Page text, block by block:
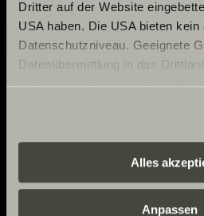
Dritter auf der Website
USA haben. Die USA bieten kein
Datenschutzniveau. Geeignete
Datenübermittlung in das
ein erhöhtes Risiko für
zustehen. Eingesetzte
eigene Zwecke verarbeiten und
zusammenführen. Weitere
Datenschutzerklärung
Alles
Anpassen
Sunlight GmbH
Ölmühlestraße 6
88299 Leutkirch
Germany
+49 7562 9870
VEN 07:30-12:00
OFFICINA
Calendario degli eventi
Dichiarazione di protezione dei
Informazioni sul peso.